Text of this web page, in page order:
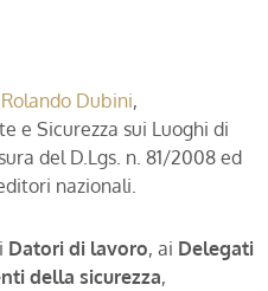
Dubini,
e Sicurezza sui Luoghi di
del D.Lgs. n. 81/2008 ed
nazionali.
Datori di lavoro, ai Delegati
della sicurezza,